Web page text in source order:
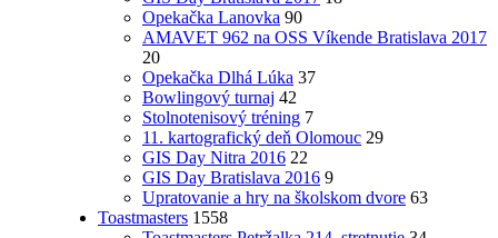
Opekačka Lanovka 90
AMAVET 962 na OSS Víkende Bratislava 2017
20
Opekačka Dlhá Lúka 37
Bowlingový turnaj 42
Stolnotenisový tréning 7
11. kartografický deň Olomouc 29
GIS Day Nitra 2016 22
GIS Day Bratislava 2016 9
Upratovanie a hry na školskom dvore 63
Toastmasters 1558